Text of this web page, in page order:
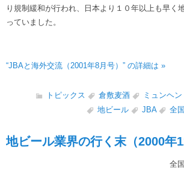
り規制緩和が行われ、日本より１０年以上も早く
っていました。
“JBAと海外交流（2001年8月号）” の詳細は »
トピックス 倉敷麦酒 ミュンヘン
地ビール
JBA 全
地ビール業界の行く末（2000年
全